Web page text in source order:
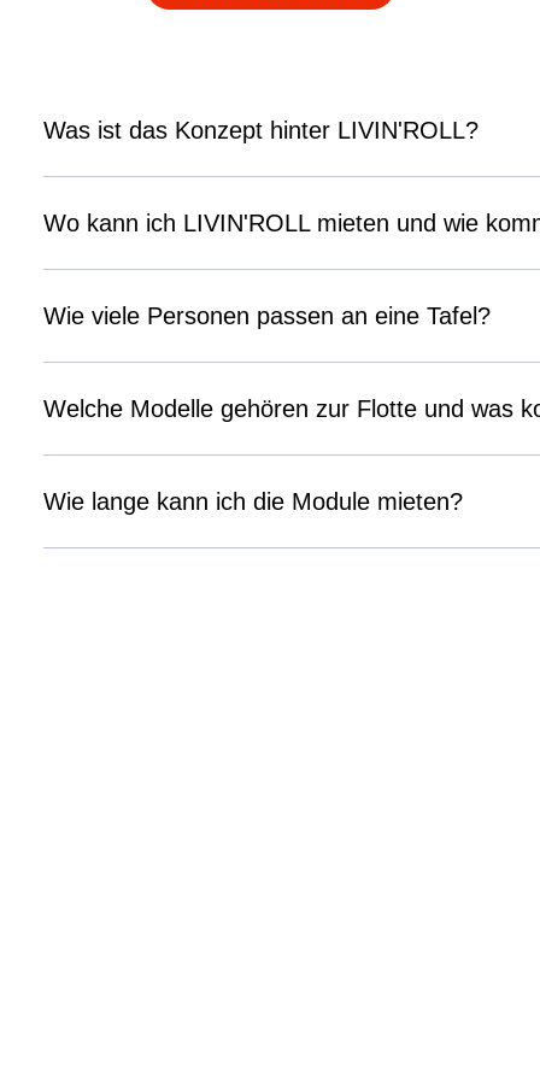
Was ist das Konzept hinter LIVIN'ROLL?
Wo kann ich LIVIN'ROLL mieten und wie
Wie viele Personen passen an eine Tafel?
Welche Modelle gehören zur Flotte und was
Wie lange kann ich die Module mieten?